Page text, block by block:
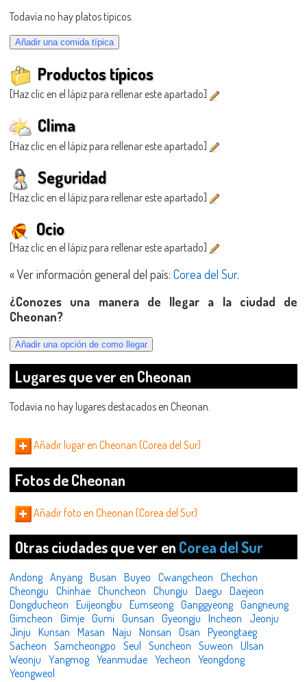
Todavía no hay platos típicos.
Productos típicos
[Haz clic en el lápiz para rellenar este apartado]
Clima
[Haz clic en el lápiz para rellenar este apartado]
Seguridad
[Haz clic en el lápiz para rellenar este apartado]
Ocio
[Haz clic en el lápiz para rellenar este apartado]
« Ver información general del país: Corea del Sur.
¿Conozes una manera de llegar a la ciudad de
Cheonan?
Lugares que ver en Cheonan
Todavia no hay lugares destacados en Cheonan.
Añadir lugar en Cheonan (Corea del Sur)
Fotos de Cheonan
Añadir foto en Cheonan (Corea del Sur)
Otras ciudades que ver en Corea del Sur
Andong Anyang Busan Buyeo Cwangcheon Chechon
Cheongju Chinhae Chuncheon Chungju Daegu Daejeon
Dongducheon Euijeongbu Eumseong Ganggyeong Gangneung
Gimcheon Gimje Gumi Gunsan Gyeongju Incheon
Jeonju
Jinju Kunsan Masan Naju Nonsan Osan Pyeongtaeg
Sacheon Samcheongpo Seul Suncheon Suweon Ulsan
Weonju Yangmog Yeanmudae Yecheon Yeongdong
Yeongweol